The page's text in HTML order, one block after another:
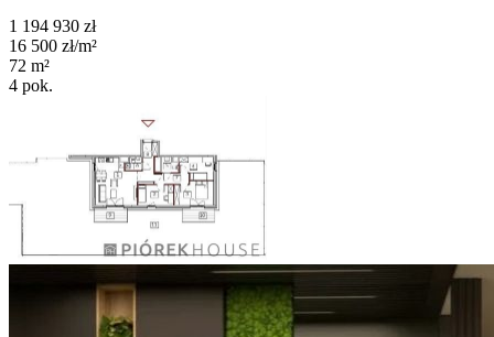
1 194 930 zł
16 500 zł/m²
72 m²
4 pok.